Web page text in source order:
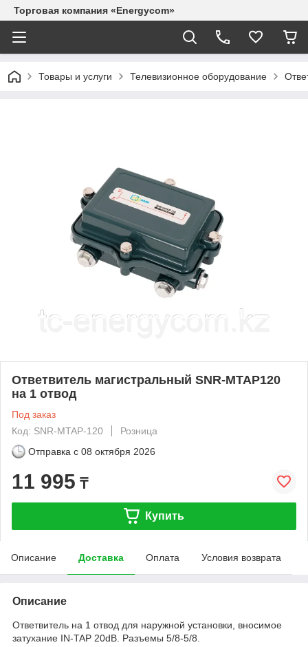
Торговая компания «Energycom»
Товары и услуги Телевизионное оборудование
Ответвитель магистральный SNR-MTAP120
на 1 отвод
Под заказ
Код: SNR-MTAP-120
Розница
Отправка с 08 октября 2026
11 995 ₸
Купить
Описание Доставка Оплата Условия возврата
Описание
Ответвитель на 1 отвод для наружной установки, вносимое
затухание IN-TAP 20dB. Разъемы 5/8-5/8.